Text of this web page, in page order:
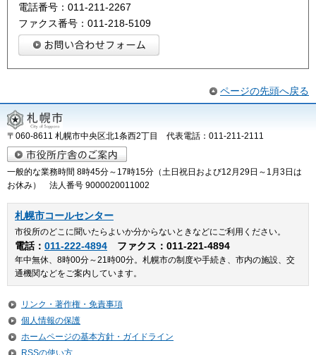
電話番号：011-211-2267
ファクス番号：011-218-5109
ページの先頭へ戻る
〒060-8611 札幌市中央区北1条西2丁目 代表電話：011-211-2111
一般的な業務時間 8時45分～17時15分（土日祝日および12月29日～1月3日は
お休み） 法人番号 9000020011002
札幌市コールセンター
市役所のどこに聞いたらよいか分からないときなどにご利用ください。
電話： 011-222-4894 ファクス：011-221-4894
年中無休、8時00分～21時00分。札幌市の制度や手続き、市内の施設、交
通機関などをご案内しています。
リンク・著作権・免責事項
個人情報の保護
ホームページの基本方針・ガイドライン